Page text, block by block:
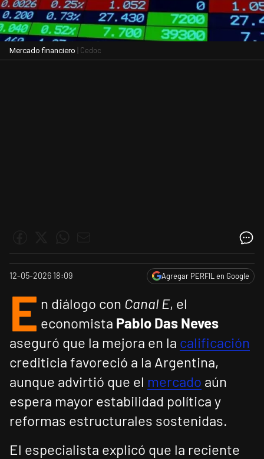
Mercado financiero | Cedoc
12-05-2026 18:09 Agregar PERFIL en Google
E n diálogo con Canal E, el
economista Pablo Das Neves
aseguró que la mejora en la calificación
crediticia favoreció a la Argentina,
aunque advirtió que el mercado aún
espera mayor estabilidad política y
reformas estructurales sostenidas.
El especialista explicó que la reciente